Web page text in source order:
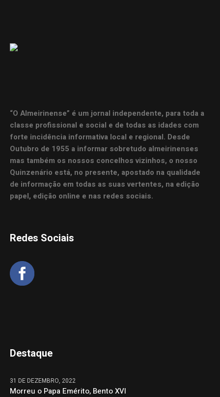
“O Almeirinense” é um jornal independente, para toda a
classe profissional e social e de todas as idades com
forte incidência informativa local e regional. Desde
Outubro de 1955 a informar sobretudo almeirinenses
mas também os nossos concelhos vizinhos, o nosso
Quinzenário está, no presente, apostado na qualidade
de informação em todas as suas vertentes, na edição
papel, edição online e nas redes sociais.
Redes Sociais
Destaque
31 DE DEZEMBRO, 2022
Morreu o Papa Emérito, Bento XVI